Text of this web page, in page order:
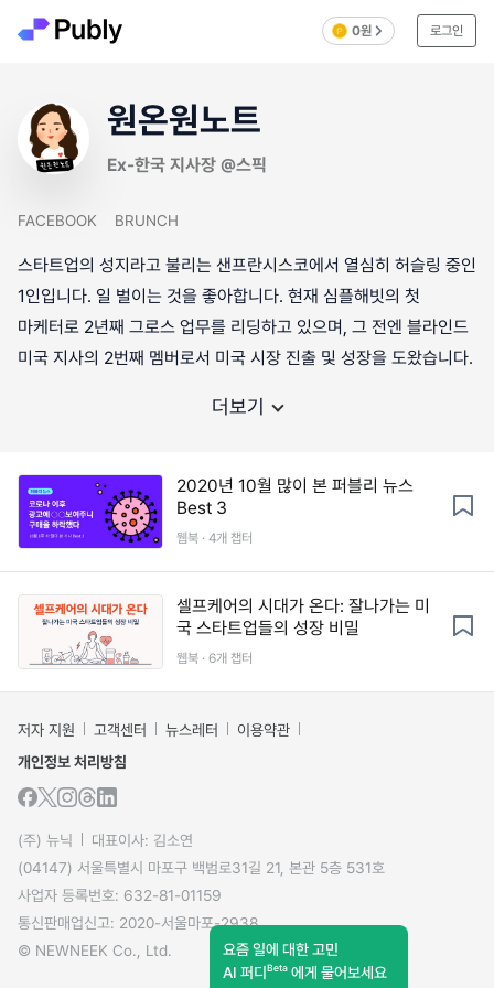
0원 로그인
원온원노트
Ex-한국 지사장 @스픽
FACEBOOK BRUNCH
스타트업의 성지라고 불리는 샌프란시스코에서 열심히 허슬링 중인
1인입니다. 일 벌이는 것을 좋아합니다. 현재 심플해빗의 첫
마케터로 2년째 그로스 업무를 리딩하고 있으며, 그 전엔 블라인드
미국 지사의 2번째 멤버로서 미국 시장 진출 및 성장을 도왔습니다.
더보기
2020년 10월 많이 본 퍼블리 뉴스
Best 3
웹북 · 4개 챕터
셀프케어의 시대가 온다: 잘나가는 미
국 스타트업들의 성장 비밀
웹북 · 6개 챕터
저자 지원 고객센터 뉴스레터
이용약관
개인정보 처리방침
(주) 뉴닉
대표이사: 김소연
(04147) 서울특별시 마포구 백범로31길 21, 본관 5층 531호
사업자 등록번호: 632-81-01159
통신판매업신고: 2020-서울마포-2938
© NEWNEEK Co., Ltd.
요즘 일에 대한 고민
AI 퍼디Beta 에게 물어보세요